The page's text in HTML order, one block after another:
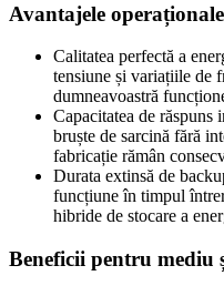
Avantajele
Calitatea perfectă a
tensiune și variațiile de
dumneavoastră
Capacitatea de răspuns
bruște de sarcină fără
fabricație rămân
Durata extinsă de
funcțiune în timpul
hibride de stocare a
Beneficii pentru mediu